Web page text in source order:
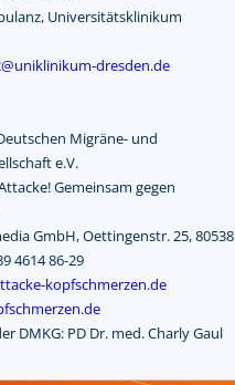
Universitätsklinikum
dresden.de
Migräne- und
e.V.
Gemeinsam gegen
GmbH, Oettingenstr. 25, 80538
4614 86-29
kopfschmerzen.de
DMKG: PD Dr. med. Charly Gaul